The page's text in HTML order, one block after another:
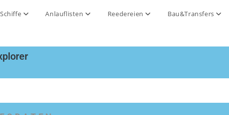
Schiffe Anlauflisten Reedereien Bau&Transfers